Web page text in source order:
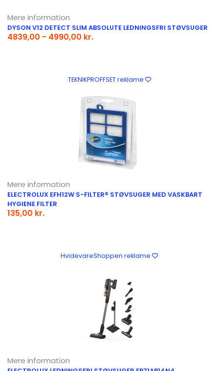
Mere information
DYSON V12 DETECT SLIM ABSOLUTE LEDNINGSFRI STØVSUGER
4839,00 - 4990,00 kr.
TEKNIKPROFFSET reklame
Mere information
ELECTROLUX EFH12W S-FILTER® STØVSUGER MED VASKBART
HYGIENE FILTER
135,00 kr.
HvidevareShoppen reklame
Mere information